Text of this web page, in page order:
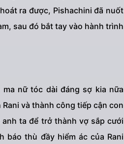
ra được, Pishachini đã nuốt
sau đó bắt tay vào hành trình
nữ tóc dài đáng sợ kia nữa
và thành công tiếp cận con
anh ta để trở thành vợ sắp cưới
báo thù đầy hiểm ác của Rani